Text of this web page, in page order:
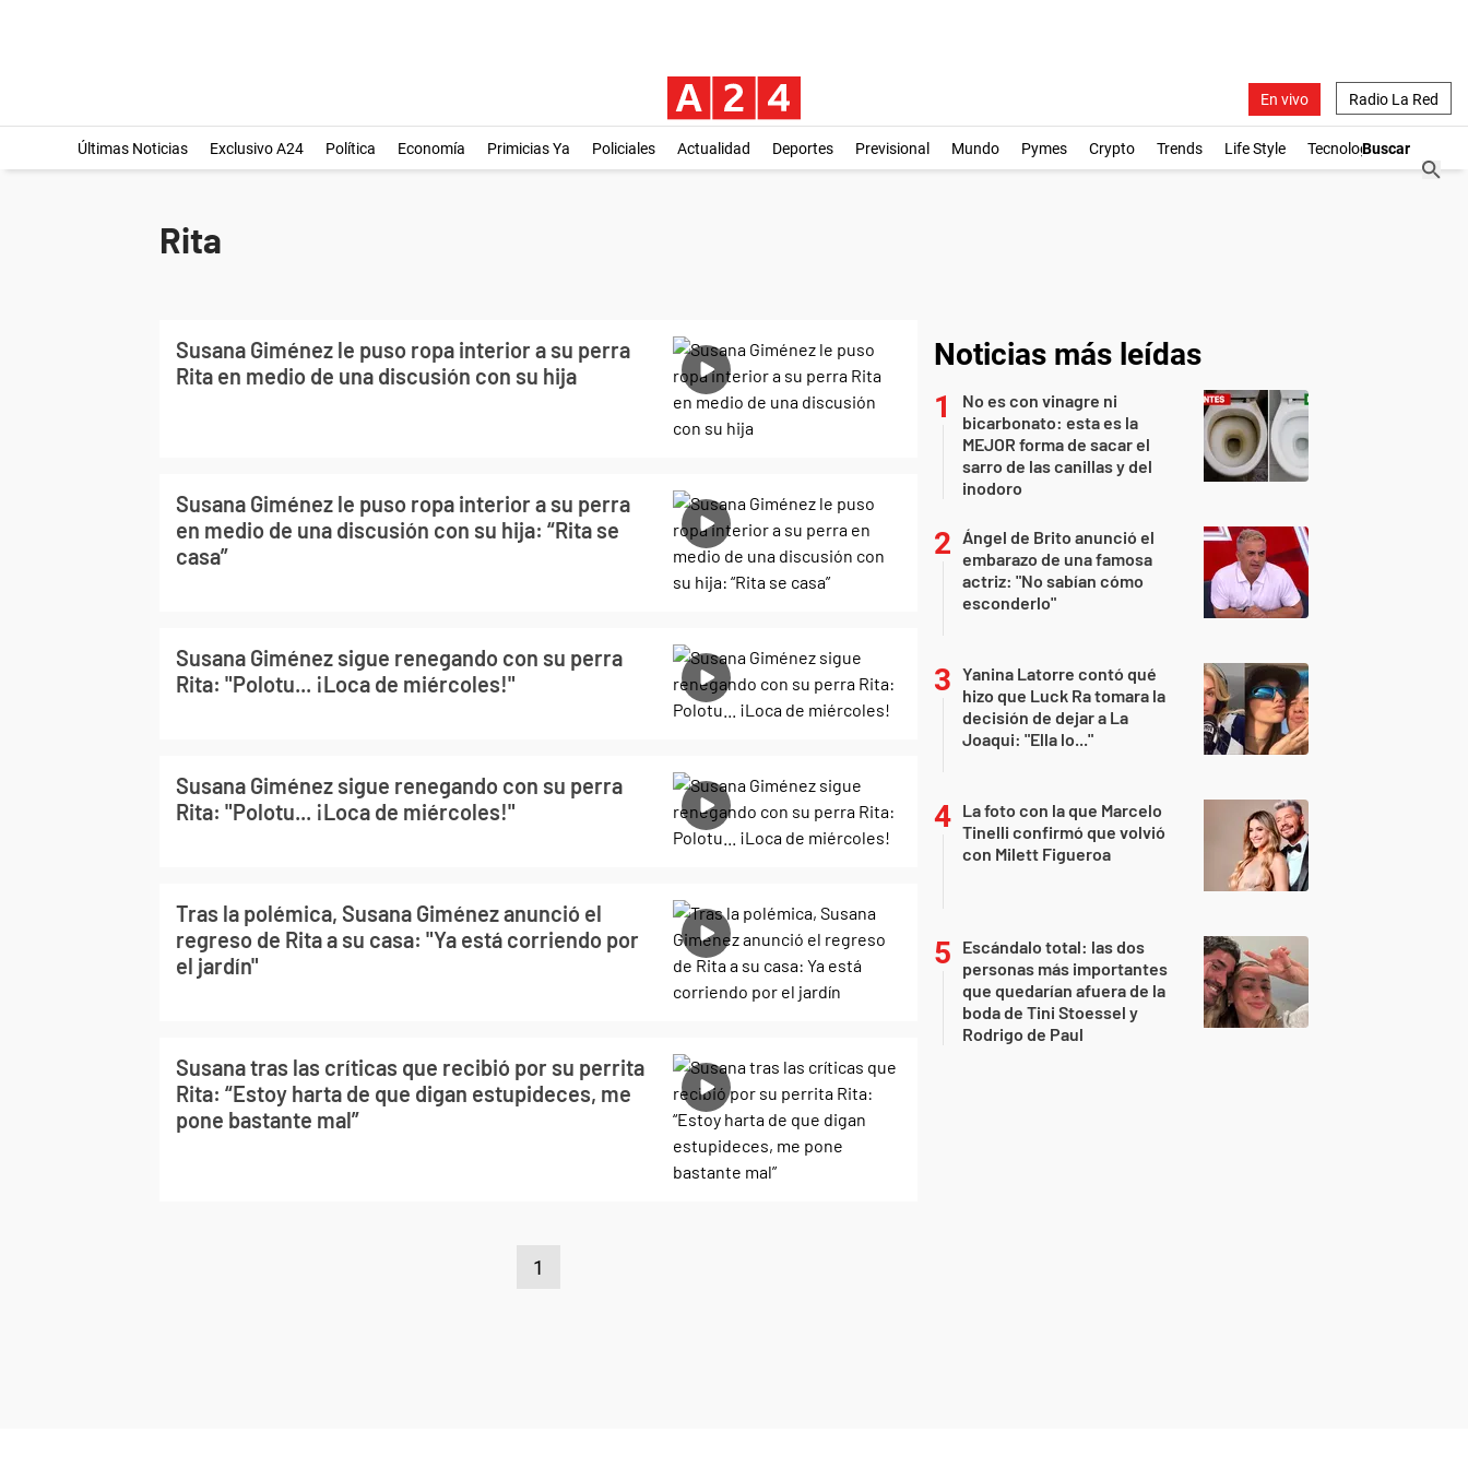
En vivo Radio La Red
Últimas Noticias Exclusivo A24 Política Economía Primicias Ya Policiales Actualidad Deportes Previsional Mundo Pymes Crypto Trends Life Style Tecnología
Rita
Susana Giménez le puso ropa interior a su perra
Rita en medio de una discusión con su hija
Susana Giménez le puso ropa interior a su perra
en medio de una discusión con su hija: “Rita se
casa”
Susana Giménez sigue renegando con su perra
Rita: "Polotu... ¡Loca de miércoles!"
Susana Giménez sigue renegando con su perra
Rita: "Polotu... ¡Loca de miércoles!"
Tras la polémica, Susana Giménez anunció el
regreso de Rita a su casa: "Ya está corriendo por
el jardín"
Susana tras las críticas que recibió por su perrita
Rita: “Estoy harta de que digan estupideces, me
pone bastante mal”
1
Noticias más leídas
No es con vinagre ni
bicarbonato: esta es la
MEJOR forma de sacar el
sarro de las canillas y del
inodoro
Ángel de Brito anunció el
embarazo de una famosa
actriz: "No sabían cómo
esconderlo"
Yanina Latorre contó qué
hizo que Luck Ra tomara la
decisión de dejar a La
Joaqui: "Ella lo..."
La foto con la que Marcelo
Tinelli confirmó que volvió
con Milett Figueroa
Escándalo total: las dos
personas más importantes
que quedarían afuera de la
boda de Tini Stoessel y
Rodrigo de Paul